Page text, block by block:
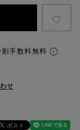
手数料無料
せ